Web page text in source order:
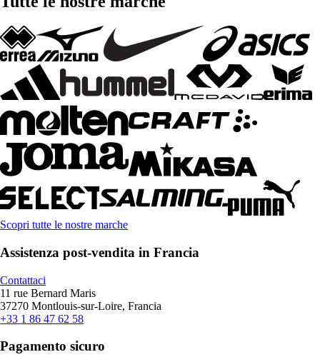
Scopri tutte le nostre marche
Assistenza post-vendita in Francia
Contattaci
11 rue Bernard Maris
37270 Montlouis-sur-Loire, Francia
+33 1 86 47 62 58
Pagamento sicuro